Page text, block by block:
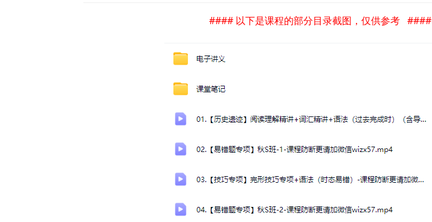
#### 以下是课程的部分目录截图，仅供参考 ####